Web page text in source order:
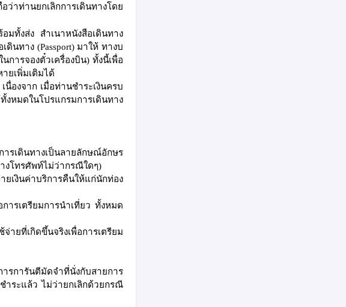
าท่านยกเลิกการเดินทางโดย
มทั้งส่ง สำเนาหนังสือเดินทาง
เดินทาง (Passport) มาให้ ทางบ
การจองตั๋วเครื่องบิน) ทั้งนี้เพื่อ
ยเพิ่มเติมได้
องจาก เมื่อท่านชำระเงินครบ
หมดในโปรแกรมการเดินทาง
รเดินทางเป็นลายลักษณ์อักษร
งโทรศัพท์ไม่ว่ากรณีใดๆ)
เงินค่าบริการคืนให้แก่นักท่อง
ารเตรียมการนำเที่ยว ทั้งหมด
ายที่เกิดขึ้นจริงเพื่อการเตรียม
รการันตีมัดจำที่นั่งกับสายการ
ำระแล้ว ไม่ว่ายกเลิกด้วยกรณี